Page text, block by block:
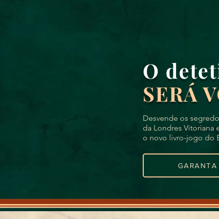
O
SERÁ
Desvende os
da Londres Vitoriana
o novo livro-jogo do